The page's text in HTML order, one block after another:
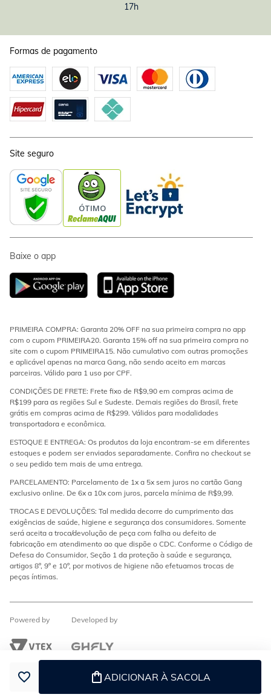
ADICIONAR À SACOLA
17h
Formas de pagamento
Site seguro
Baixe o app
PRIMEIRA COMPRA: Garanta 20% OFF na sua primeira compra no app
com o cupom PRIMEIRA20. Garanta 15% off na sua primeira compra no
site com o cupom PRIMEIRA15. Não cumulativo com outras promoções
e aplicável apenas na marca Gang, não sendo aceito em marcas
parceiras. Válido para 1 uso por CPF.
CONDIÇÕES DE FRETE: Frete fixo de R$9,90 em compras acima de
R$199 para as regiões Sul e Sudeste. Demais regiões do Brasil, frete
grátis em compras acima de R$299. Válidos para modalidades
transportadora e econômica.
ESTOQUE E ENTREGA: Os produtos da loja encontram-se em diferentes
estoques e podem ser enviados separadamente. Confira no checkout se
o seu pedido tem mais de uma entrega.
PARCELAMENTO: Parcelamento de 1x a 5x sem juros no cartão Gang
exclusivo online. De 6x a 10x com juros, parcela mínima de R$9,99.
TROCAS E DEVOLUÇÕES: Tal medida decorre do cumprimento das
exigências de saúde, higiene e segurança dos consumidores. Somente
será aceita a troca/devolução de peça com falha ou defeito de
fabricação em atendimento ao que dispõe o CDC. Conforme o Código de
Defesa do Consumidor, Seção 1 da proteção à saúde e segurança,
artigos 8º, 9º e 10º, por motivos de higiene não efetuamos trocas de
peças íntimas.
Powered by Developed by